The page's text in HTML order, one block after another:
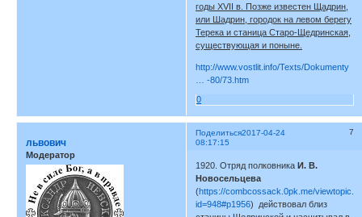
годы XVII в. Позже известен Щадрин,
или Шадрин, городок на левом берегу
Терека и станица Старо-Щедринская,
существующая и поныне.
http://www.vostlit.info/Texts/Dokumenty
… -80/73.htm
0
Поделиться 7
2017-04-24
08:17:15
львович
Модератор
1920. Отряд полковникаИ. В.
Новосельцева
(https://combcossack.0pk.me/
id=948#p1956) действовал близ